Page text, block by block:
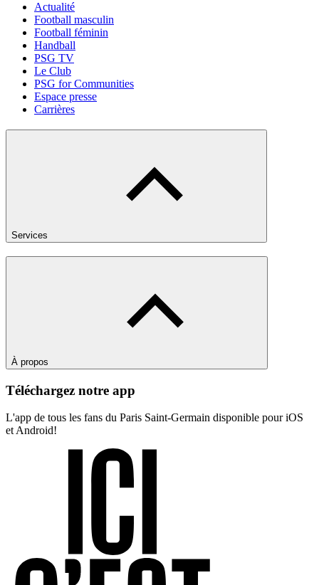
Actualité
Football masculin
Football féminin
Handball
PSG TV
Le Club
PSG for Communities
Espace presse
Carrières
Services
À propos
Téléchargez notre app
L'app de tous les fans du Paris Saint-Germain disponible pour iOS
et Android!